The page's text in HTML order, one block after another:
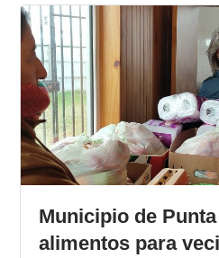
Municipio de
alimentos para